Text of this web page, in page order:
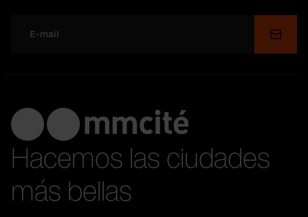
Enviar
Hacemos las ciudades
más bellas